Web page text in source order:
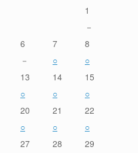
1
－
6
－
7
○
8
○
13
○
14
○
15
○
20
○
21
○
22
○
27
28
29